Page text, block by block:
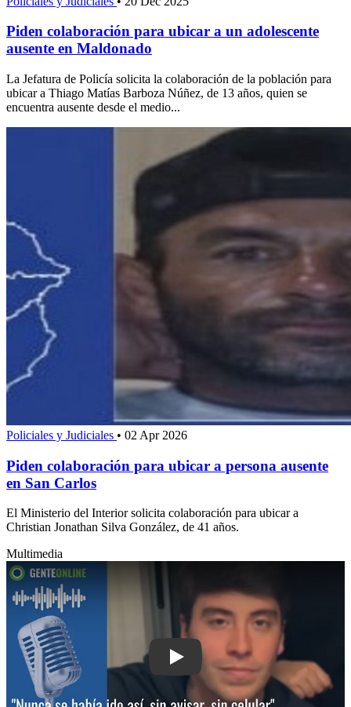
Piden colaboración para ubicar a un adolescente
ausente en Maldonado
La Jefatura de Policía solicita la colaboración de la población para
ubicar a Thiago Matías Barboza Núñez, de 13 años, quien se
encuentra ausente desde el medio...
Policiales y Judiciales • 02 Apr 2026
Piden colaboración para ubicar a persona ausente
en San Carlos
El Ministerio del Interior solicita colaboración para ubicar a
Christian Jonathan Silva González, de 41 años.
Multimedia
Play: "Nunca se había ido así, sin